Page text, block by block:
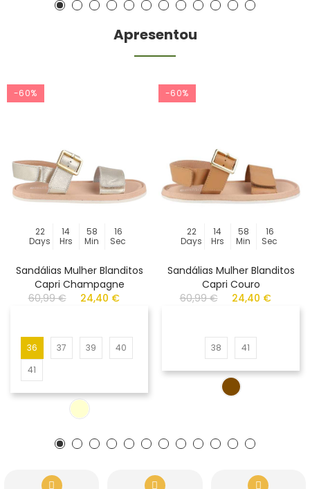
Apresentou
-60%
22
Days
14
Hrs
58
Min
16
Sec
Sandálias Mulher Blanditos
Capri Champagne
60,99 €
24,40 €
36 37 39
40
41
-60%
22
Days
14
Hrs
58
Min
16
Sec
Sandálias Mulher Blanditos
Capri Couro
60,99 €
24,40 €
38 41